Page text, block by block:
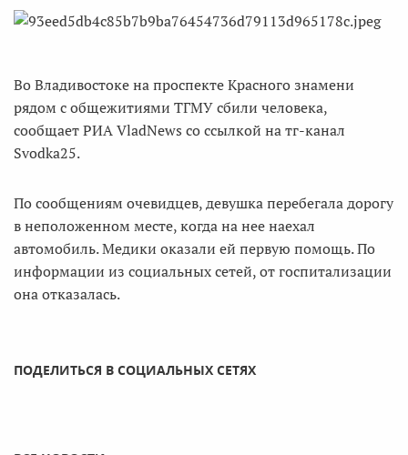
Во Владивостоке на проспекте Красного знамени
рядом с общежитиями ТГМУ сбили человека,
сообщает РИА VladNews со ссылкой на тг-канал
Svodka25.
По сообщениям очевидцев, девушка перебегала дорогу
в неположенном месте, когда на нее наехал
автомобиль. Медики оказали ей первую помощь. По
информации из социальных сетей, от госпитализации
она отказалась.
ПОДЕЛИТЬСЯ В СОЦИАЛЬНЫХ СЕТЯХ